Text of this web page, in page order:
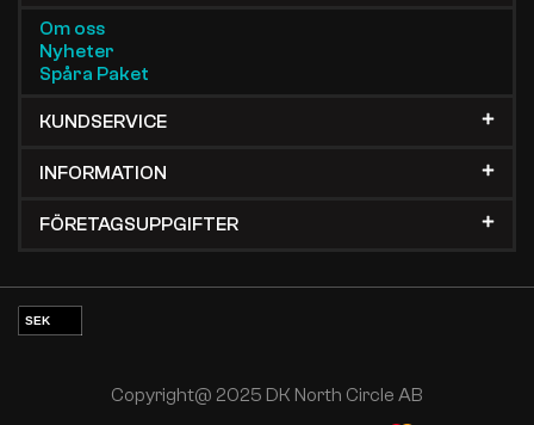
Om oss
Nyheter
Spåra Paket
KUNDSERVICE
INFORMATION
FÖRETAGSUPPGIFTER
SEK
Copyright@ 2025 DK North Circle AB